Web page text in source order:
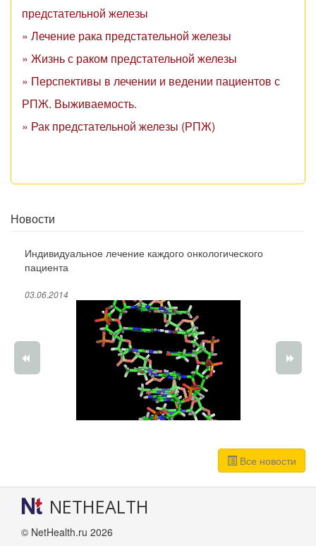
предстательной железы
» Лечение рака предстательной железы
» Жизнь с раком предстательной железы
» Перспективы в лечении и ведении пациентов с
РПЖ. Выживаемость.
» Рак предстательной железы (РПЖ)
Новости
Индивидуальное лечение каждого онкологического
пациента
03.06.2014
Все новости
NETHEALTH
© NetHealth.ru 2026